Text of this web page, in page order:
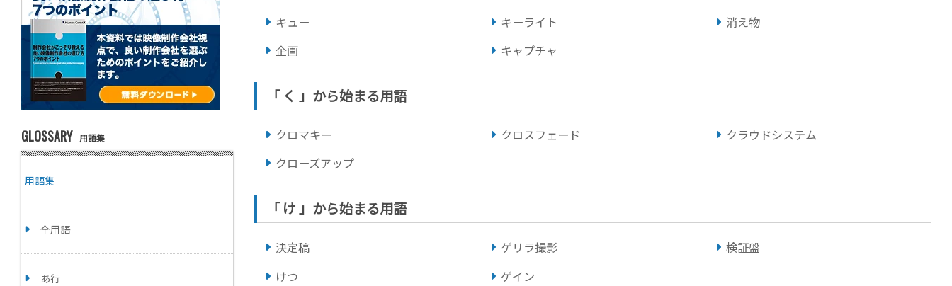
GLOSSARY 用語集
用語集
全用語
あ行
キュー
キーライト
消え物
企画
キャプチャ
「 く 」から始まる用語
クロマキー クロスフェード
クラウドシステム
クローズアップ
「 け 」から始まる用語
決定稿 ゲリラ撮影
検証盤
けつ
ゲイン